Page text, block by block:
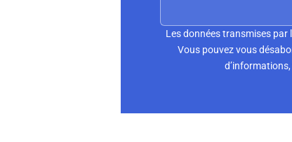
Les données transmises par
Vous pouvez vous